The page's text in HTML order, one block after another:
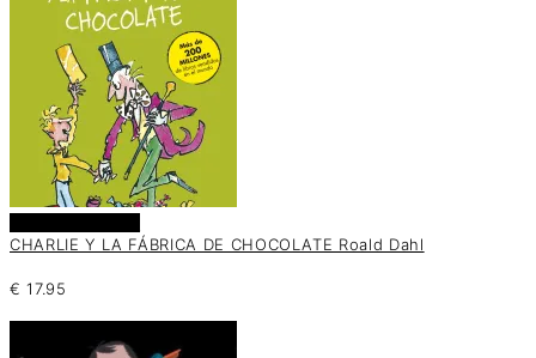
CHARLIE Y LA FÁBRICA DE CHOCOLATE Roald Dahl
€ 17.95